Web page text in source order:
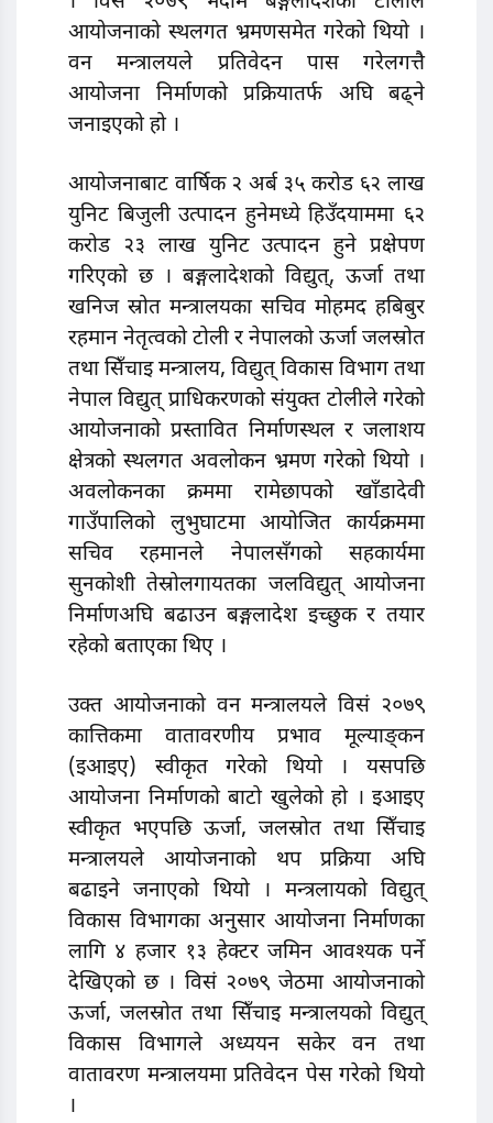
आयोजनाको स्थलगत भ्रमणसमेत गरेको थियो ।
वन मन्त्रालयले प्रतिवेदन पास गरेलगत्तै
आयोजना निर्माणको प्रक्रियातर्फ अघि बढ्ने
जनाइएको हो ।
आयोजनाबाट वार्षिक २ अर्ब ३५ करोड ६२ लाख
युनिट बिजुली उत्पादन हुनेमध्ये हिउँदयाममा ६२
करोड २३ लाख युनिट उत्पादन हुने प्रक्षेपण
गरिएको छ । बङ्गलादेशको विद्युत्, ऊर्जा तथा
खनिज स्रोत मन्त्रालयका सचिव मोहमद हबिबुर
रहमान नेतृत्वको टोली र नेपालको ऊर्जा जलस्रोत
तथा सिँचाइ मन्त्रालय, विद्युत् विकास विभाग तथा
नेपाल विद्युत् प्राधिकरणको संयुक्त टोलीले गरेको
आयोजनाको प्रस्तावित निर्माणस्थल र जलाशय
क्षेत्रको स्थलगत अवलोकन भ्रमण गरेको थियो ।
अवलोकनका क्रममा रामेछापको खाँडादेवी
गाउँपालिको लुभुघाटमा आयोजित कार्यक्रममा
सचिव रहमानले नेपालसँगको सहकार्यमा
सुनकोशी तेस्रोलगायतका जलविद्युत् आयोजना
निर्माणअघि बढाउन बङ्गलादेश इच्छुक र तयार
रहेको बताएका थिए ।
उक्त आयोजनाको वन मन्त्रालयले विसं २०७९
कात्तिकमा वातावरणीय प्रभाव मूल्याङ्कन
(इआइए) स्वीकृत गरेको थियो । यसपछि
आयोजना निर्माणको बाटो खुलेको हो । इआइए
स्वीकृत भएपछि ऊर्जा, जलस्रोत तथा सिँचाइ
मन्त्रालयले आयोजनाको थप प्रक्रिया अघि
बढाइने जनाएको थियो । मन्त्रलायको विद्युत्
विकास विभागका अनुसार आयोजना निर्माणका
लागि ४ हजार १३ हेक्टर जमिन आवश्यक पर्ने
देखिएको छ । विसं २०७९ जेठमा आयोजनाको
ऊर्जा, जलस्रोत तथा सिँचाइ मन्त्रालयको विद्युत्
विकास विभागले अध्ययन सकेर वन तथा
वातावरण मन्त्रालयमा प्रतिवेदन पेस गरेको थियो
।